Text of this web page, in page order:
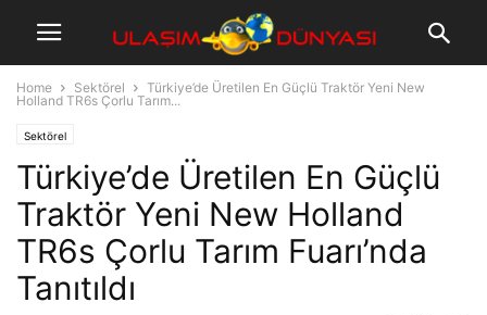
Home Sektörel
Türkiye’de Üretilen En Güçlü Traktör Yeni New
Holland TR6s Çorlu Tarım...
Sektörel
Türkiye’de Üretilen En Güçlü
Traktör Yeni New Holland
TR6s Çorlu Tarım Fuarı’nda
Tanıtıldı